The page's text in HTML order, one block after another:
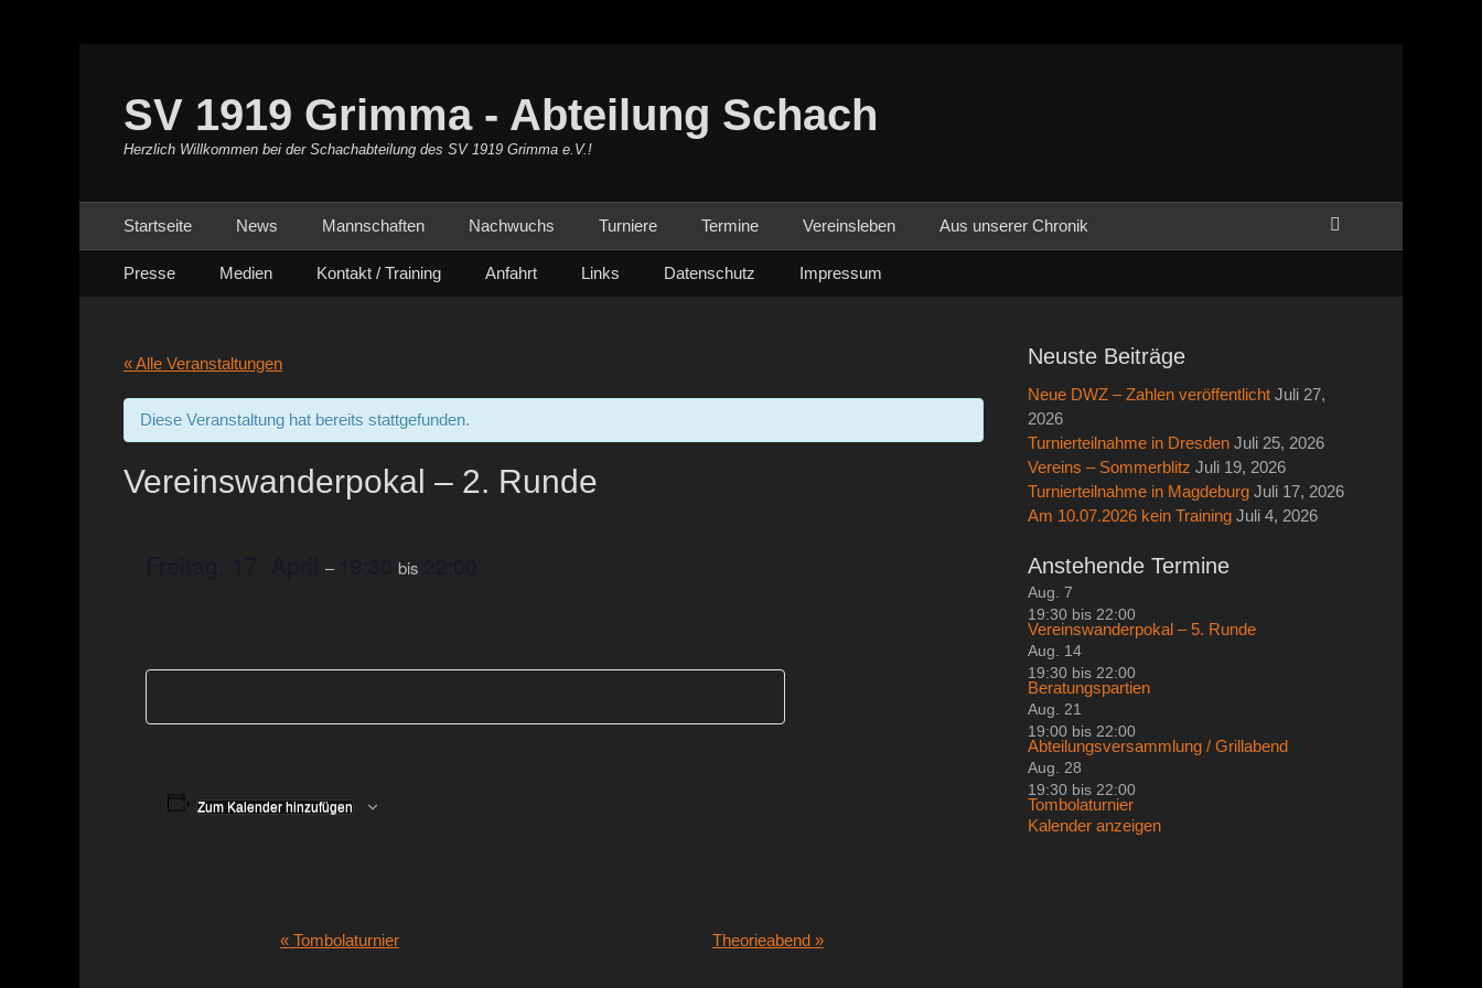
SV 1919 Grimma - Abteilung Schach
Herzlich Willkommen bei der Schachabteilung des SV 1919 Grimma e.V.!
Primäres Menü
Inhalt
Startseite News Mannschaften Nachwuchs Turniere Termine Vereinsleben Aus unserer Chronik
Sekundäres Menü
Inhalt
Presse Medien Kontakt / Training Anfahrt Links Datenschutz Impressum
« Alle Veranstaltungen
Diese Veranstaltung hat bereits stattgefunden.
Vereinswanderpokal – 2. Runde
– bis
Zum Kalender hinzufügen
Veranstaltung-
«Tombolaturnier Theorieabend »
Neuste Beiträge
Neue DWZ – Zahlen veröffentlicht Juli 27,
2026
Turnierteilnahme in Dresden Juli 25, 2026
Vereins – Sommerblitz Juli 19, 2026
Turnierteilnahme in Magdeburg Juli 17, 2026
Am 10.07.2026 kein Training Juli 4, 2026
Anstehende Termine
Aug. 7
19:30 bis 22:00
Vereinswanderpokal – 5. Runde
Aug. 14
19:30 bis 22:00
Beratungspartien
Aug. 21
19:00 bis 22:00
Abteilungsversammlung / Grillabend
Aug. 28
19:30 bis 22:00
Tombolaturnier
Kalender anzeigen